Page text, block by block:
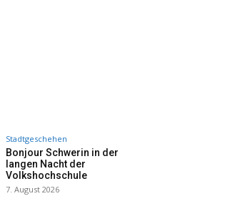
Stadtgeschehen
Bonjour Schwerin in der
langen Nacht der
Volkshochschule
7. August 2026